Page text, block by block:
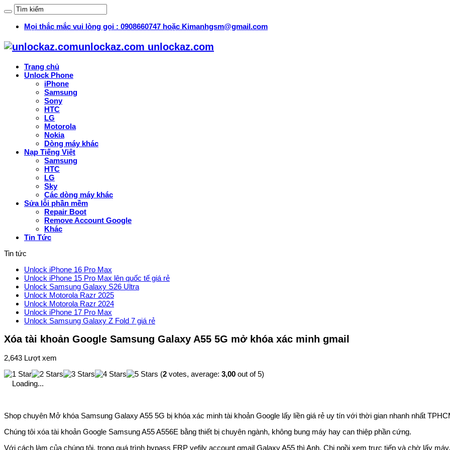
Mọi thắc mắc vui lòng gọi : 0908660747 hoặc Kimanhgsm@gmail.com
unlockaz.com unlockaz.com
Trang chủ
Unlock Phone
iPhone
Samsung
Sony
HTC
LG
Motorola
Nokia
Dòng máy khác
Nạp Tiếng Việt
Samsung
HTC
LG
Sky
Các dòng máy khác
Sửa lỗi phần mềm
Repair Boot
Remove Account Google
Khác
Tin Tức
Tin tức
Unlock iPhone 16 Pro Max
Unlock iPhone 15 Pro Max lên quốc tế giá rẻ
Unlock Samsung Galaxy S26 Ultra
Unlock Motorola Razr 2025
Unlock Motorola Razr 2024
Unlock iPhone 17 Pro Max
Unlock Samsung Galaxy Z Fold 7 giá rẻ
Xóa tài khoản Google Samsung Galaxy A55 5G mở khóa xác minh gmail
2,643 Lượt xem
(2 votes, average: 3,00 out of 5)
Loading...
Shop chuyên Mở khóa Samsung Galaxy A55 5G bị khóa xác minh tài khoản Google lấy liền giá rẻ uy tín với thời gian nhanh nhất
Chúng tôi xóa tài khoản Google Samsung A55 A556E bằng thiết bị chuyên ngành, không bung máy hay can thiệp phần cứng.
Với cách làm của chúng tôi, trong quá trình bypass FRP vefily account gmail Galaxy A55 thì Anh, Chị ngồi xem trực tiếp và chờ lấy máy.